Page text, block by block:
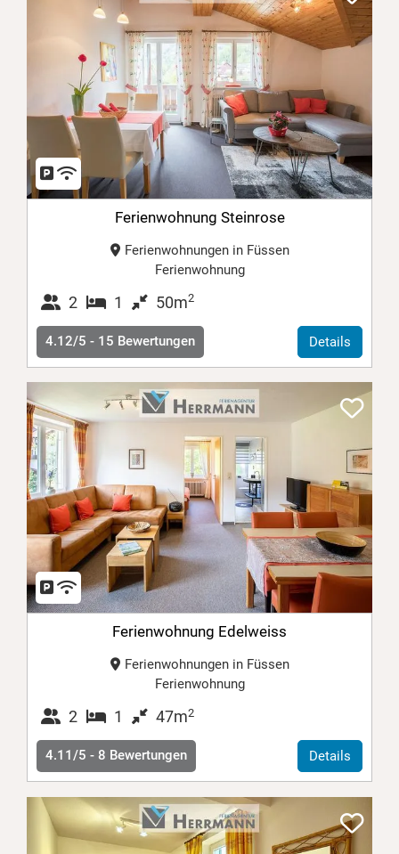
Ferienwohnung Steinrose
Ferienwohnungen in Füssen
Ferienwohnung
2 1 50m2
Details
4.12/5 - 15 Bewertungen
Ferienwohnung Edelweiss
Ferienwohnungen in Füssen
Ferienwohnung
2 1 47m2
Details
4.11/5 - 8 Bewertungen